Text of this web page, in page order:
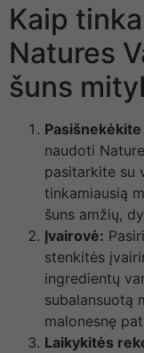
Kaip
Natures
šuns
naudoti
pasitarkite su
tinkamiausią
šuns amžių,
Įvairovė:
stenkitės
ingredientų
subalansuotą
malonesnę
Laikykitės